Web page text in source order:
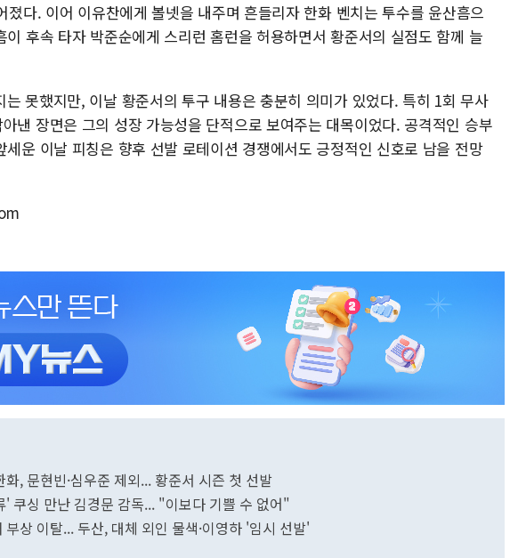
졌다. 이어 이유찬에게 볼넷을 내주며 흔들리자 한화 벤치는 투수를 윤산흠으
후속 타자 박준순에게 스리런 홈런을 허용하면서 황준서의 실점도 함께 늘
는 못했지만, 이날 황준서의 투구 내용은 충분히 의미가 있었다. 특히 1회 무사
낸 장면은 그의 성장 가능성을 단적으로 보여주는 대목이었다. 공격적인 승부
세운 이날 피칭은 향후 선발 로테이션 경쟁에서도 긍정적인 신호로 남을 전망
, 문현빈·심우준 제외... 황준서 시즌 첫 선발
쿠싱 만난 김경문 감독... "이보다 기쁠 수 없어"
상 이탈... 두산, 대체 외인 물색·이영하 '임시 선발'